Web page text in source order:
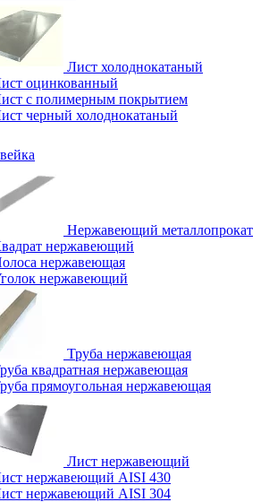
Лист холоднокатаный
оцинкованный
с полимерным покрытием
черный холоднокатаный
Нержавеющий металлопрокат
нержавеющий
нержавеющая
нержавеющий
Труба нержавеющая
квадратная нержавеющая
прямоугольная нержавеющая
Лист нержавеющий
нержавеющий AISI 430
нержавеющий AISI 304